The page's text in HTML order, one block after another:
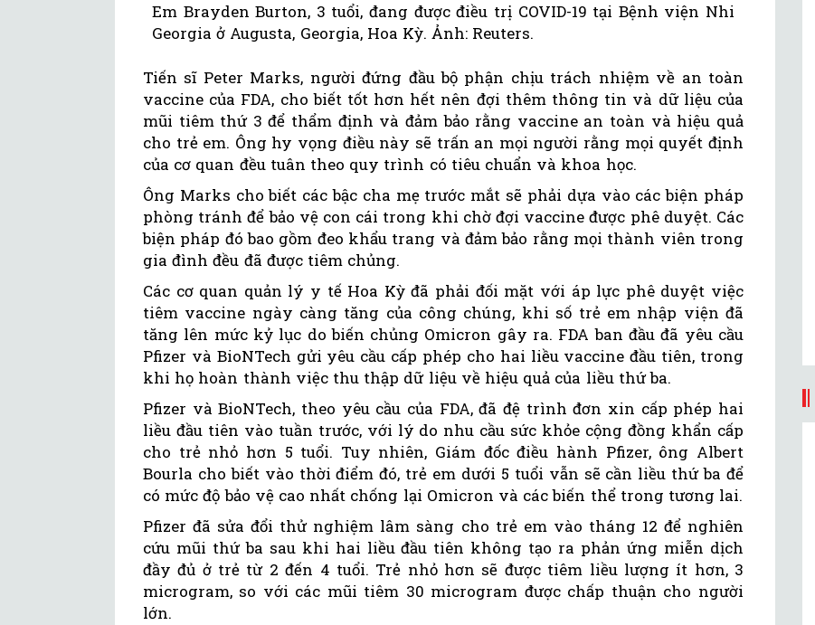
Em Brayden Burton, 3 tuổi, đang được điều trị COVID-19 tại Bệnh viện Nhi
Georgia ở Augusta, Georgia, Hoa Kỳ. Ảnh: Reuters.
Tiến sĩ Peter Marks, người đứng đầu bộ phận chịu trách nhiệm về an toàn
vaccine của FDA, cho biết tốt hơn hết nên đợi thêm thông tin và dữ liệu của
mũi tiêm thứ 3 để thẩm định và đảm bảo rằng vaccine an toàn và hiệu quả
cho trẻ em. Ông hy vọng điều này sẽ trấn an mọi người rằng mọi quyết định
của cơ quan đều tuân theo quy trình có tiêu chuẩn và khoa học.
Ông Marks cho biết các bậc cha mẹ trước mắt sẽ phải dựa vào các biện pháp
phòng tránh để bảo vệ con cái trong khi chờ đợi vaccine được phê duyệt. Các
biện pháp đó bao gồm đeo khẩu trang và đảm bảo rằng mọi thành viên trong
gia đình đều đã được tiêm chủng.
Các cơ quan quản lý y tế Hoa Kỳ đã phải đối mặt với áp lực phê duyệt việc
tiêm vaccine ngày càng tăng của công chúng, khi số trẻ em nhập viện đã
tăng lên mức kỷ lục do biến chủng Omicron gây ra. FDA ban đầu đã yêu cầu
Pfizer và BioNTech gửi yêu cầu cấp phép cho hai liều vaccine đầu tiên, trong
khi họ hoàn thành việc thu thập dữ liệu về hiệu quả của liều thứ ba.
Pfizer và BioNTech, theo yêu cầu của FDA, đã đệ trình đơn xin cấp phép hai
liều đầu tiên vào tuần trước, với lý do nhu cầu sức khỏe cộng đồng khẩn cấp
cho trẻ nhỏ hơn 5 tuổi. Tuy nhiên, Giám đốc điều hành Pfizer, ông Albert
Bourla cho biết vào thời điểm đó, trẻ em dưới 5 tuổi vẫn sẽ cần liều thứ ba để
có mức độ bảo vệ cao nhất chống lại Omicron và các biến thể trong tương lai.
Pfizer đã sửa đổi thử nghiệm lâm sàng cho trẻ em vào tháng 12 để nghiên
cứu mũi thứ ba sau khi hai liều đầu tiên không tạo ra phản ứng miễn dịch
đầy đủ ở trẻ từ 2 đến 4 tuổi. Trẻ nhỏ hơn sẽ được tiêm liều lượng ít hơn, 3
microgram, so với các mũi tiêm 30 microgram được chấp thuận cho người
lớn.